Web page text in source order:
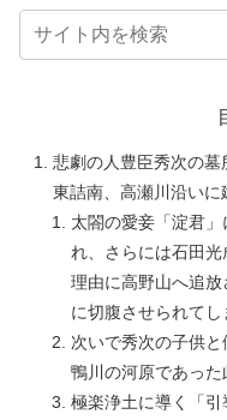
悲劇の人豊臣秀次の
東詰南、高瀬川沿いに
太閤の愛妾「淀君
れ、さらには石田
理由に高野山へ追
に切腹させられてし
次いで秀次の子供
鴨川の河原であった
極楽浄土に導く「引